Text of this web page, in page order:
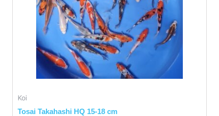
Koi
Tosai Takahashi HQ 15-18 cm